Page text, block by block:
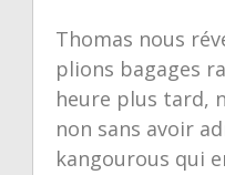
Thomas nous
plions bagages
heure plus tard,
non sans avoir
kangourous qui